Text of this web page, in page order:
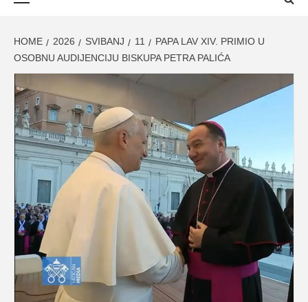
HOME 2026 SVIBANJ 11
PAPA LAV XIV. PRIMIO U
OSOBNU AUDIJENCIJU BISKUPA PETRA PALIĆA